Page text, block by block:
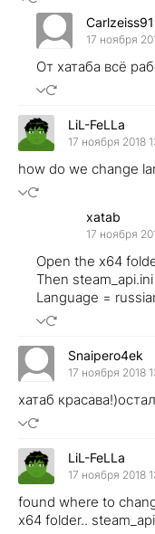
17 ноября
От хатаба всё
LiL-FeLLa
17 ноября 2018
how do we change
xatab
17 ноября
Open the x64
Then steam_api.ini
Language =
Snaipero4ek
17 ноября 2018
хатаб
LiL-FeLLa
17 ноября 2018
found where to
x64 folder..